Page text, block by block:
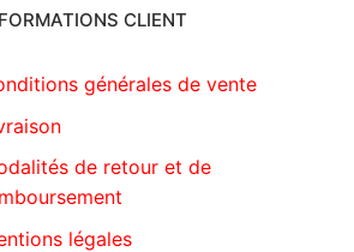
CLIENT
générales de vente
de retour et de
légales